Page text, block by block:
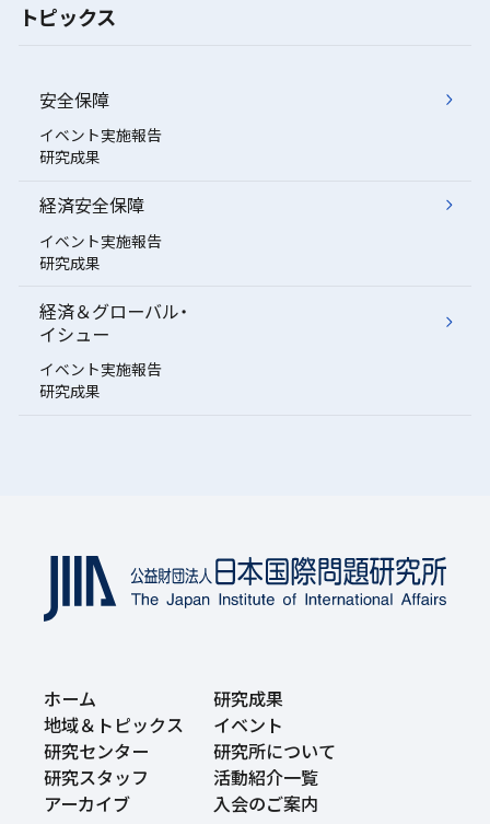
トピックス
安全保障
イベント実施報告
研究成果
経済安全保障
イベント実施報告
研究成果
経済＆グローバル・
イシュー
イベント実施報告
研究成果
ホーム
研究成果
地域＆トピックス
イベント
研究センター
研究所について
研究スタッフ
活動紹介一覧
アーカイブ
入会のご案内